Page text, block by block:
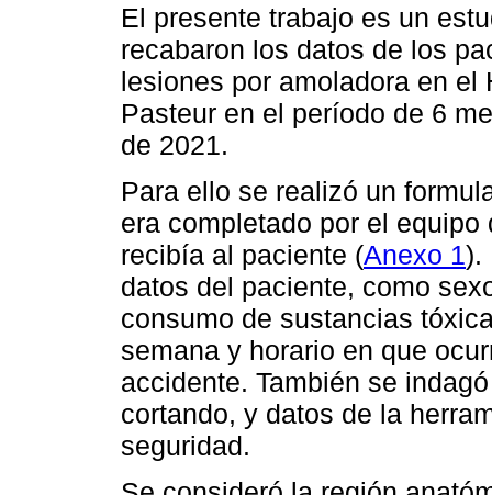
El presente trabajo es un
recabaron los datos de los
lesiones por amoladora en
Pasteur en el período de 6
de 2021.
Para ello se realizó un
era completado por el
recibía al paciente (Anexo 1).
datos del paciente, como
consumo de sustancias
semana y horario en que
accidente. También se
cortando, y datos de la
seguridad.